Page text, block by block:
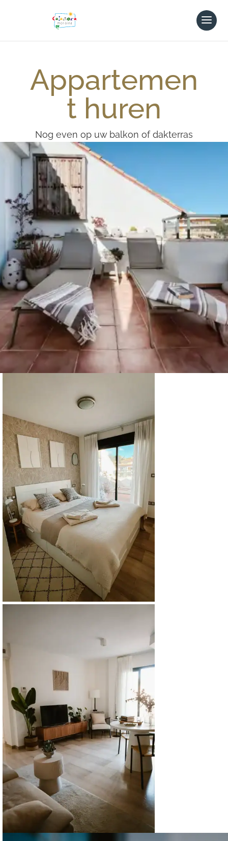
Appartemen
t huren
Nog even op uw balkon of dakterras
van lekkere tapas en een glas wijn
genieten terwijl uw kinderen lekker
nog even spelen in het zwembad…